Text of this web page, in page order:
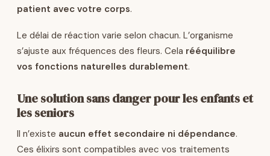
patient avec votre corps.
Le délai de réaction varie selon chacun. L’organisme
s’ajuste aux fréquences des fleurs. Cela rééquilibre
vos fonctions naturelles durablement.
Une solution sans danger pour les enfants et
les seniors
Il n’existe aucun effet secondaire ni dépendance.
Ces élixirs sont compatibles avec vos traitements